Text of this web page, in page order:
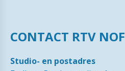
CONTACT RTV NOF
Studio- en postadres